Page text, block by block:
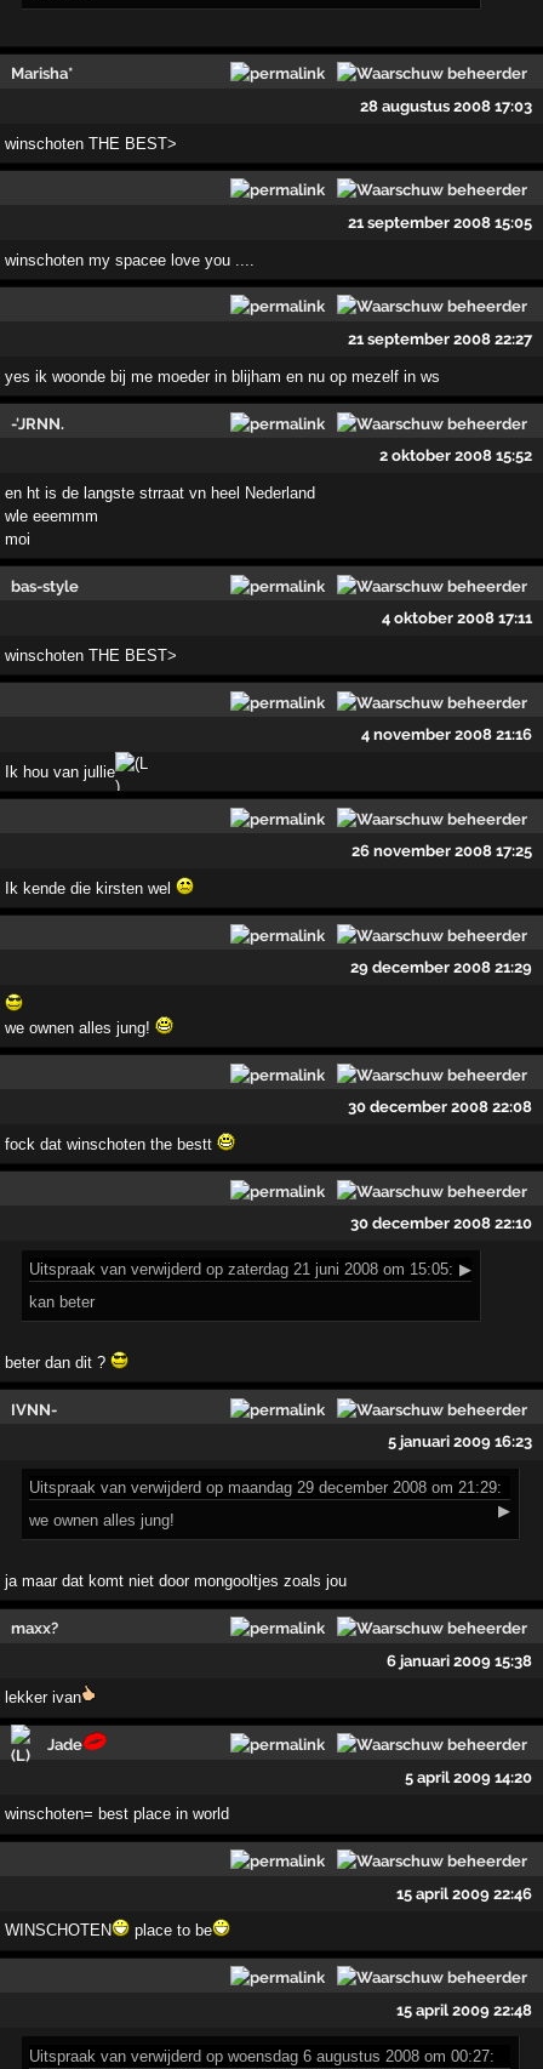
Marisha*
28 augustus 2008 17:03
winschoten THE BEST>
21 september 2008 15:05
winschoten my spacee love you ....
21 september 2008 22:27
yes ik woonde bij me moeder in blijham en nu op mezelf in ws
-'JRNN.
2 oktober 2008 15:52
en ht is de langste strraat vn heel Nederland
wle eeemmm
moi
bas-style
4 oktober 2008 17:11
winschoten THE BEST>
4 november 2008 21:16
Ik hou van jullie
26 november 2008 17:25
Ik kende die kirsten wel
29 december 2008 21:29
we ownen alles jung!
30 december 2008 22:08
fock dat winschoten the bestt
30 december 2008 22:10
Uitspraak van verwijderd op zaterdag 21 juni 2008 om 15:05: ▶
kan beter
beter dan dit ?
IVNN-
5 januari 2009 16:23
Uitspraak van verwijderd op maandag 29 december 2008 om 21:29:
▶
we ownen alles jung!
ja maar dat komt niet door mongooltjes zoals jou
maxx?
6 januari 2009 15:38
lekker ivan
Jade
5 april 2009 14:20
winschoten= best place in world
15 april 2009 22:46
WINSCHOTEN place to be
15 april 2009 22:48
Uitspraak van verwijderd op woensdag 6 augustus 2008 om 00:27: